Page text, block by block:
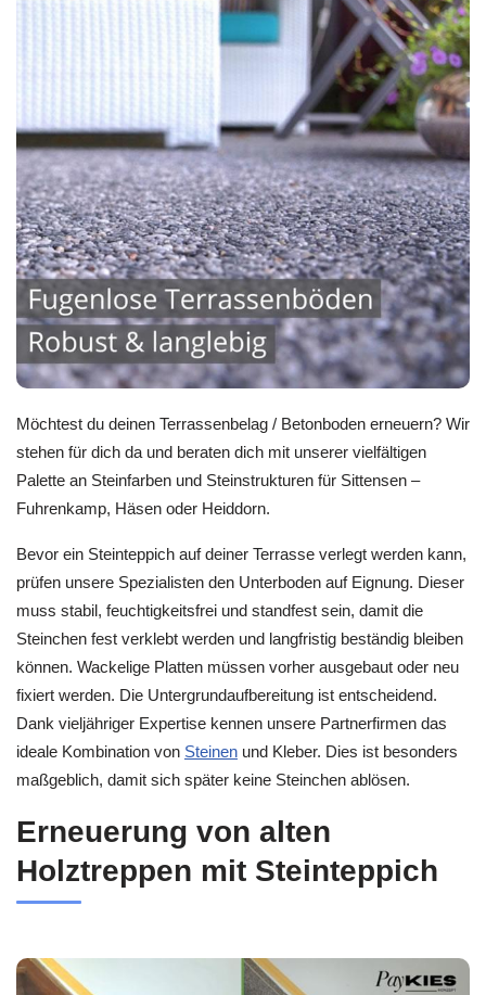
Möchtest du deinen Terrassenbelag / Betonboden erneuern? Wir
stehen für dich da und beraten dich mit unserer vielfältigen
Palette an Steinfarben und Steinstrukturen für Sittensen –
Fuhrenkamp, Häsen oder Heiddorn.
Bevor ein Steinteppich auf deiner Terrasse verlegt werden kann,
prüfen unsere Spezialisten den Unterboden auf Eignung. Dieser
muss stabil, feuchtigkeitsfrei und standfest sein, damit die
Steinchen fest verklebt werden und langfristig beständig bleiben
können. Wackelige Platten müssen vorher ausgebaut oder neu
fixiert werden. Die Untergrundaufbereitung ist entscheidend.
Dank vieljähriger Expertise kennen unsere Partnerfirmen das
ideale Kombination von Steinen und Kleber. Dies ist besonders
maßgeblich, damit sich später keine Steinchen ablösen.
Erneuerung von alten
Holztreppen mit Steinteppich